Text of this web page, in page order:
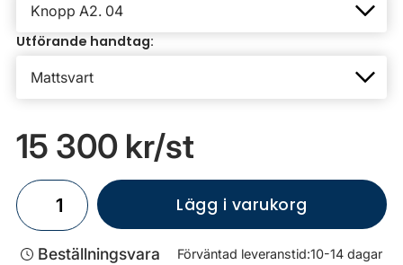
Utförande handtag:
15 300 kr/st
Lägg i varukorg
Beställningsvara Förväntad leveranstid:10-14 dagar